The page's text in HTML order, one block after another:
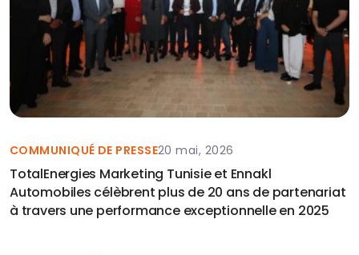
COMMUNIQUÉ DE PRESSE20 mai, 2026
TotalEnergies Marketing Tunisie et Ennakl
Automobiles célèbrent plus de 20 ans de partenariat
à travers une performance exceptionnelle en 2025